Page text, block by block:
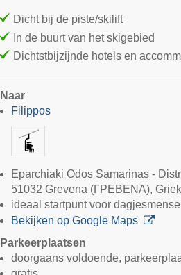
Dicht bij de piste/skilift
In de buurt van het skigebied
Dichtstbijzijnde hotels en
Naar
Filippos
Eparchiaki Odos Samarinas -
51032 Grevena (ΓΡΕΒΕΝΑ),
ideaal startpunt voor
Bekijken op Google Maps
Parkeerplaatsen
doorgaans voldoende,